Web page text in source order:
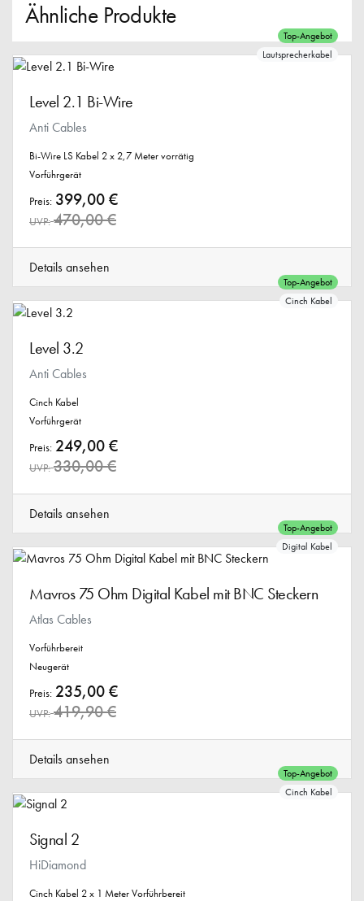
Ähnliche Produkte
Top-Angebot
Lautsprecherkabel
Level 2.1 Bi-Wire
Anti Cables
Bi-Wire LS Kabel 2 x 2,7 Meter vorrätig
Vorführgerät
Preis: 399,00 €
UVP: 470,00 €
Details ansehen
Top-Angebot
Cinch Kabel
Level 3.2
Anti Cables
Cinch Kabel
Vorführgerät
Preis: 249,00 €
UVP: 330,00 €
Details ansehen
Top-Angebot
Digital Kabel
Mavros 75 Ohm Digital Kabel mit BNC Steckern
Atlas Cables
Vorführbereit
Neugerät
Preis: 235,00 €
UVP: 419,90 €
Details ansehen
Top-Angebot
Cinch Kabel
Signal 2
HiDiamond
Cinch Kabel 2 x 1 Meter Vorführbereit